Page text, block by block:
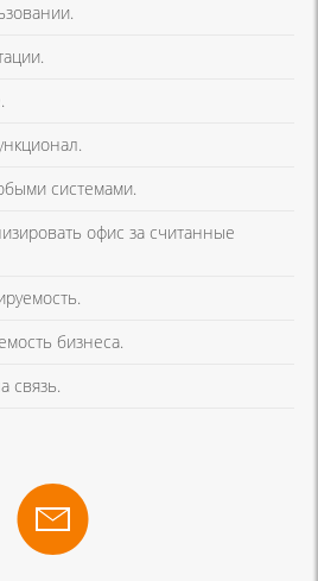
системами.
офис за считанные
бизнеса.
связь.